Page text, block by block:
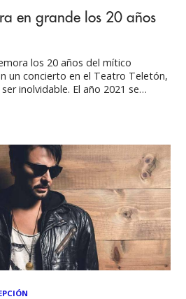
en grande los 20 años
los 20 años del mítico
un concierto en el Teatro Teletón,
El año 2021 se
y su equipo estaban